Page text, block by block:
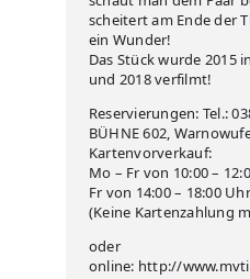
scheitert am Ende der
ein Wunder!
Das Stück wurde 2015
und 2018 verfilmt!
Reservierungen: Tel.:
BÜHNE 602,
Kartenvorverkauf:
Mo – Fr von 10:00 –
Fr von 14:00 – 18:00 Uhr
(Keine Kartenzahlung
oder
online: http://